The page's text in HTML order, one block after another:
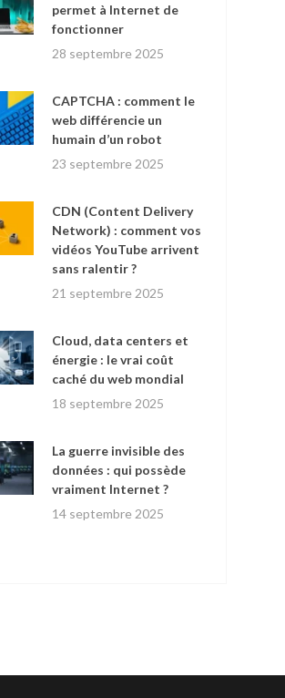
permet à Internet de
fonctionner
28 septembre 2025
CAPTCHA : comment le
web différencie un
humain d’un robot
23 septembre 2025
CDN (Content Delivery
Network) : comment vos
vidéos YouTube arrivent
sans ralentir ?
21 septembre 2025
Cloud, data centers et
énergie : le vrai coût
caché du web mondial
18 septembre 2025
La guerre invisible des
données : qui possède
vraiment Internet ?
14 septembre 2025